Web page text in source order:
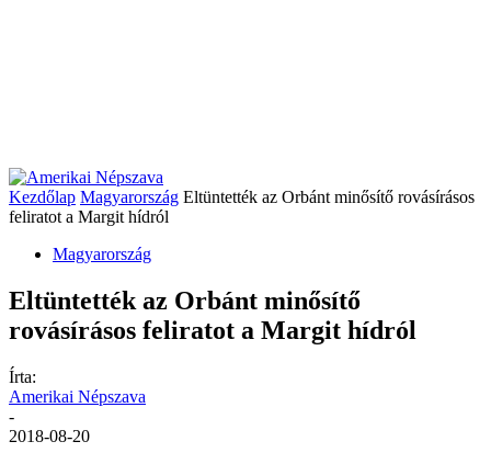
Kezdőlap Magyarország Eltüntették az Orbánt minősítő rovásírásos
feliratot a Margit hídról
Magyarország
Eltüntették az Orbánt minősítő
rovásírásos feliratot a Margit hídról
Írta:
Amerikai Népszava
-
2018-08-20